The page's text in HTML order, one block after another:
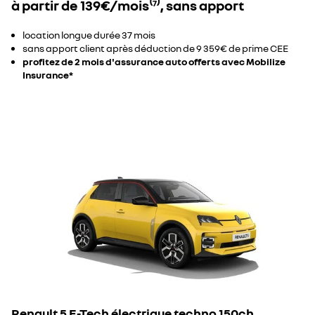
à partir de 139€/mois⁽7⁾, sans apport
location longue durée 37 mois​
sans apport client après déduction de 9 359€ de prime CEE
profitez de 2 mois d'assurance auto offerts avec Mobilize
Insurance*